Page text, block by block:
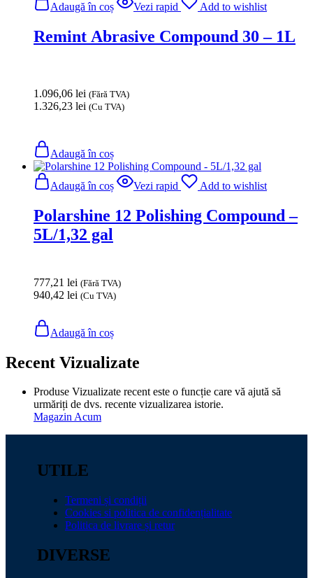
Adaugă în coș Vezi rapid Add to wishlist
Remint Abrasive Compound 30 – 1L
1.096,06 lei (Fără TVA)
1.326,23 lei (Cu TVA)
Adaugă în coș
Adaugă în coș Vezi rapid Add to wishlist
Polarshine 12 Polishing Compound –
5L/1,32 gal
777,21 lei (Fără TVA)
940,42 lei (Cu TVA)
Adaugă în coș
Recent Vizualizate
Produse Vizualizate recent este o funcție care vă ajută să
urmăriți de dvs. recente vizualizarea istorie.
Magazin Acum
UTILE
Termeni și condiții
Cookies si politica de confidențialitate
Politica de livrare și retur
DIVERSE